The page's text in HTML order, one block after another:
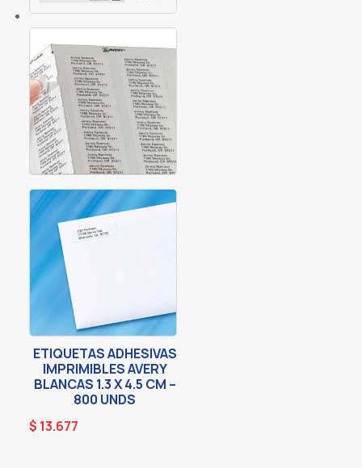
ETIQUETAS ADHESIVAS
IMPRIMIBLES AVERY
BLANCAS 1.3 X 4.5 CM –
800 UNDS
$ 13.677